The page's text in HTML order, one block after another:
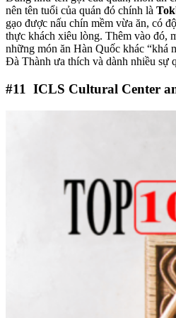
nên tên tuổi của quán đó chính là
gạo được nấu chín mềm vừa ăn, có
thực khách xiêu lòng. Thêm vào đó,
những món ăn Hàn Quốc khác “khá
Đà Thành ưa thích và dành nhiều sự
#11 ICLS Cultural Center